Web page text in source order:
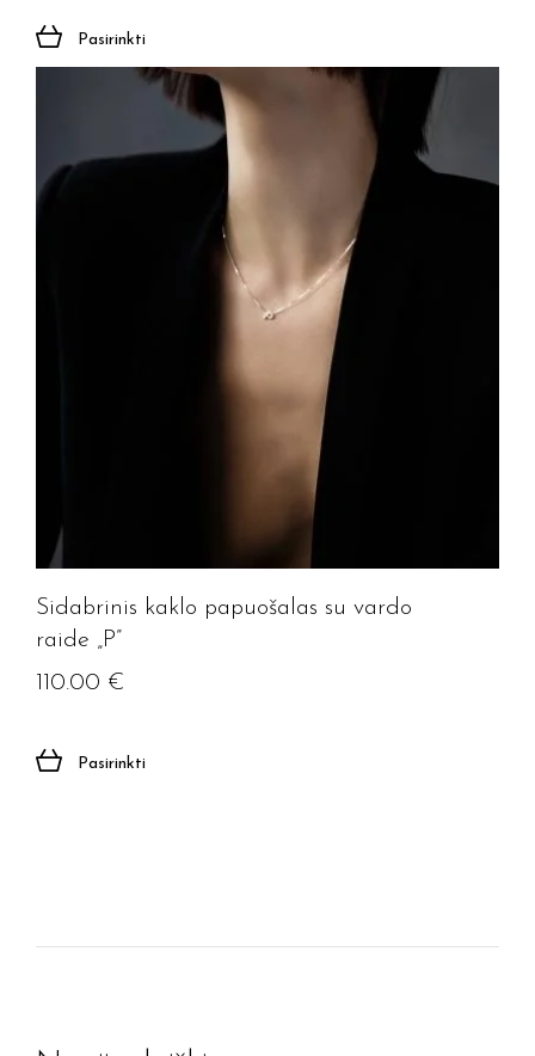
Pasirinkti
Sidabrinis kaklo papuošalas su vardo
raide „P”
110.00 €
Pasirinkti